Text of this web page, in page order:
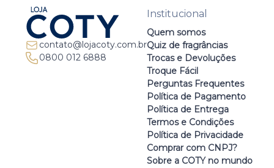
contato@lojacoty.com.br
0800 012 6888
Institucional
Quem somos
Quiz de fragrâncias
Trocas e Devoluções
Troque Fácil
Perguntas Frequentes
Política de Pagamento
Política de Entrega
Termos e Condições
Política de Privacidade
Comprar com CNPJ?
Sobre a COTY no mundo